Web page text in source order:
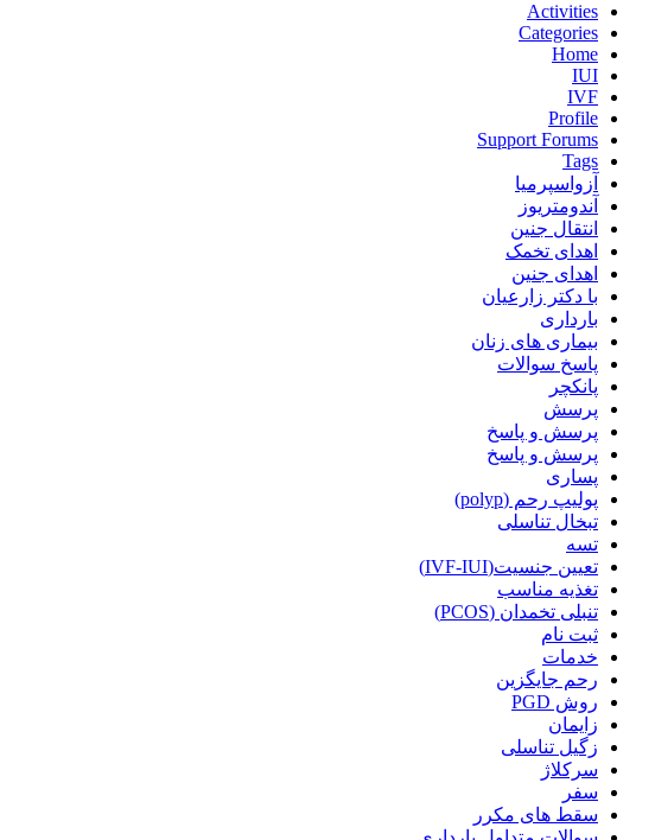
Activities
Categories
Home
IUI
IVF
Profile
Support Forums
Tags
آزواسپرمیا
آندومتریوز
انتقال جنین
اهدای تخمک
اهدای جنین
با دکتر زارعیان
بارداری
بیماری های زنان
پاسخ سوالات
پانکچر
پرسش
پرسش و پاسخ
پرسش و پاسخ
پساری
پولیپ رحم (polyp)
تبخال تناسلی
تسه
تعیین جنسیت(IVF-IUI)
تغذیه مناسب
تنبلی تخمدان (PCOS)
ثبت نام
خدمات
رحم جایگزین
روش PGD
زایمان
زگیل تناسلی
سرکلاژ
سفر
سقط های مکرر